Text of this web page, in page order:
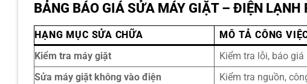
BẢNG BÁO GIÁ SỬA MÁY GIẶT – ĐIỆN LẠNH
HẠNG MỤC SỬA CHỮA MÔ TẢ CÔNG
Kiểm tra máy giặt
Kiểm tra lỗi, báo giá
Sửa máy giặt không vào điện
Kiểm tra nguồn,